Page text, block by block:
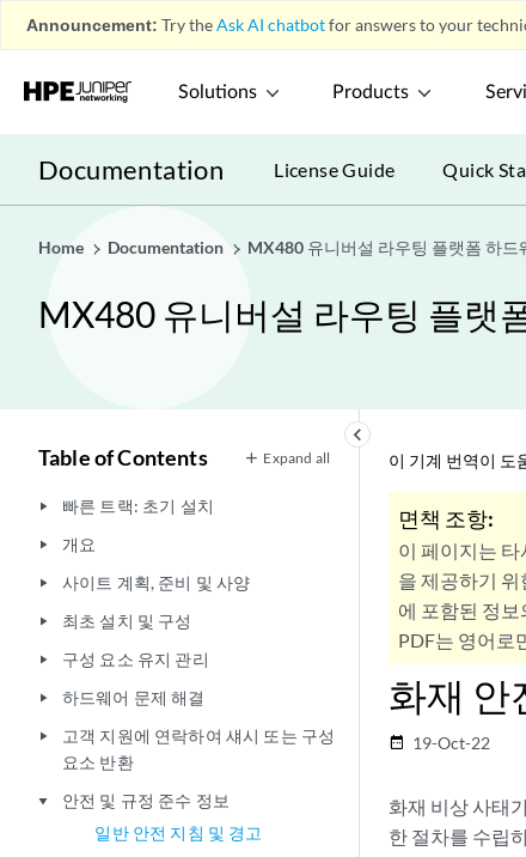
Announcement: Try theAsk AI chatbotfor answers to your
Solutions Products
Documentation License Guide Quick
Home Documentation MX480 유니버설 라우팅 플랫폼 하드
MX480 유니버설 라우팅 플랫
keyboard_arrow_left
Table of Contents Expand all
play_arrow 빠른 트랙: 초기 설치
play_arrow 개요
play_arrow 사이트 계획, 준비 및 사양
play_arrow 최초 설치 및 구성
play_arrow 구성 요소 유지 관리
play_arrow 하드웨어 문제 해결
play_arrow
고객 지원에 연락하여 섀시 또는 구성
요소 반환
play_arrow
안전 및 규정 준수 정보
일반 안전 지침 및 경고
이 기계 번역이 도
면책 조항:
이 페이지는
을 제공하기
에 포함된 정
PDF는 영어로
화재 안
date_range 19-Oct-22
화재 비상 사태
한 절차를 수립